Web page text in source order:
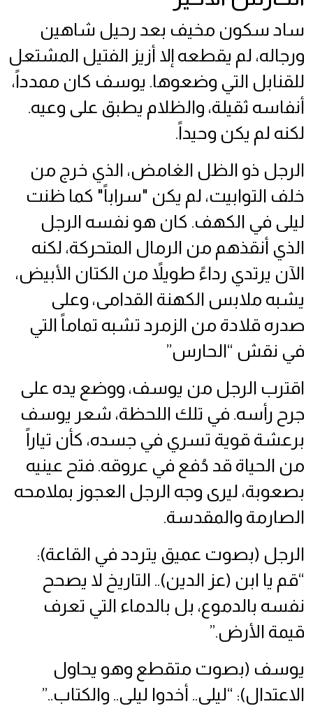
ساد سكون مخيف بعد رحيل شاهين
ورجاله، لم يقطعه إلا أزيز الفتيل المشتعل
للقنابل التي وضعوها. يوسف كان ممدداً،
أنفاسه ثقيلة، والظلام يطبق على وعيه.
لكنه لم يكن وحيداً.
الرجل ذو الظل الغامض، الذي خرج من
خلف التوابيت، لم يكن "سراباً" كما ظنت
ليلى في الكهف. كان هو نفسه الرجل
الذي أنقذهم من الرمال المتحركة، لكنه
الآن يرتدي رداءً طويلاً من الكتان الأبيض،
يشبه ملابس الكهنة القدامى، وعلى
صدره قلادة من الزمرد تشبه تماماً التي
في نقش “الحارس”
اقترب الرجل من يوسف، ووضع يده على
جرح رأسه. في تلك اللحظة، شعر يوسف
برعشة قوية تسري في جسده، كأن تياراً
من الحياة قد دُفع في عروقه. فتح عينيه
بصعوبة، ليرى وجه الرجل العجوز بملامحه
الصارمة والمقدسة.
الرجل (بصوت عميق يتردد في القاعة):
“قم يا ابن (عز الدين).. التاريخ لا يصحح
نفسه بالدموع، بل بالدماء التي تعرف
قيمة الأرض.”
يوسف (بصوت متقطع وهو يحاول
الاعتدال): “ليلى.. أخدوا ليلى.. والكتاب..”